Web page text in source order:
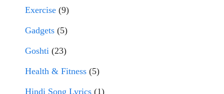
Exercise (9)
Gadgets (5)
Goshti (23)
Health & Fitness (5)
Hindi Song Lyrics (1)